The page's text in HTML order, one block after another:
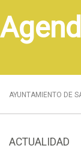
AYUNTAMIENTO DE
ACTUALIDAD